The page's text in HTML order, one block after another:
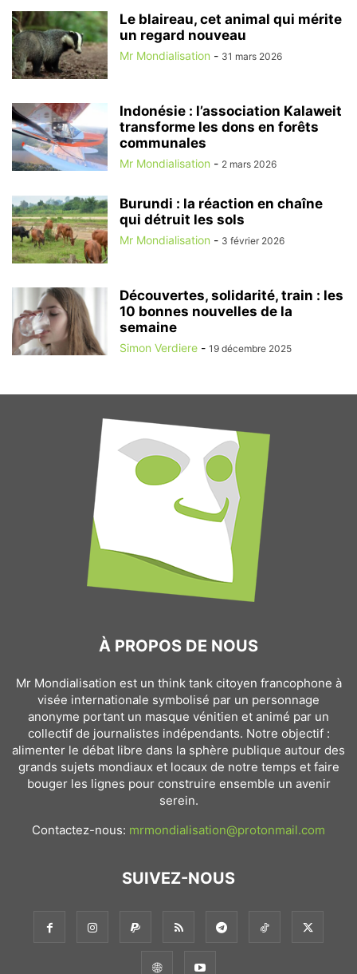
Le blaireau, cet animal qui mérite
un regard nouveau
Mr Mondialisation - 31 mars 2026
Indonésie : l’association Kalaweit
transforme les dons en forêts
communales
Mr Mondialisation - 2 mars 2026
Burundi : la réaction en chaîne
qui détruit les sols
Mr Mondialisation - 3 février 2026
Découvertes, solidarité, train : les
10 bonnes nouvelles de la
semaine
Simon Verdiere - 19 décembre 2025
À PROPOS DE NOUS
Mr Mondialisation est un think tank citoyen francophone à
visée internationale symbolisé par un personnage
anonyme portant un masque vénitien et animé par un
collectif de journalistes indépendants. Notre objectif :
alimenter le débat libre dans la sphère publique autour des
grands sujets mondiaux et locaux de notre temps et faire
bouger les lignes pour construire ensemble un avenir
serein.
Contactez-nous: mrmondialisation@protonmail.com
SUIVEZ-NOUS